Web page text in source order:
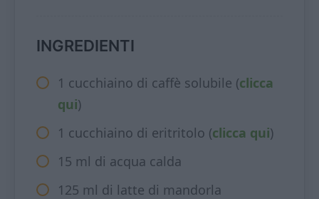
INGREDIENTI
1 cucchiaino di caffè solubile (clicca
qui)
1 cucchiaino di eritritolo (clicca qui)
15 ml di acqua calda
125 ml di latte di mandorla